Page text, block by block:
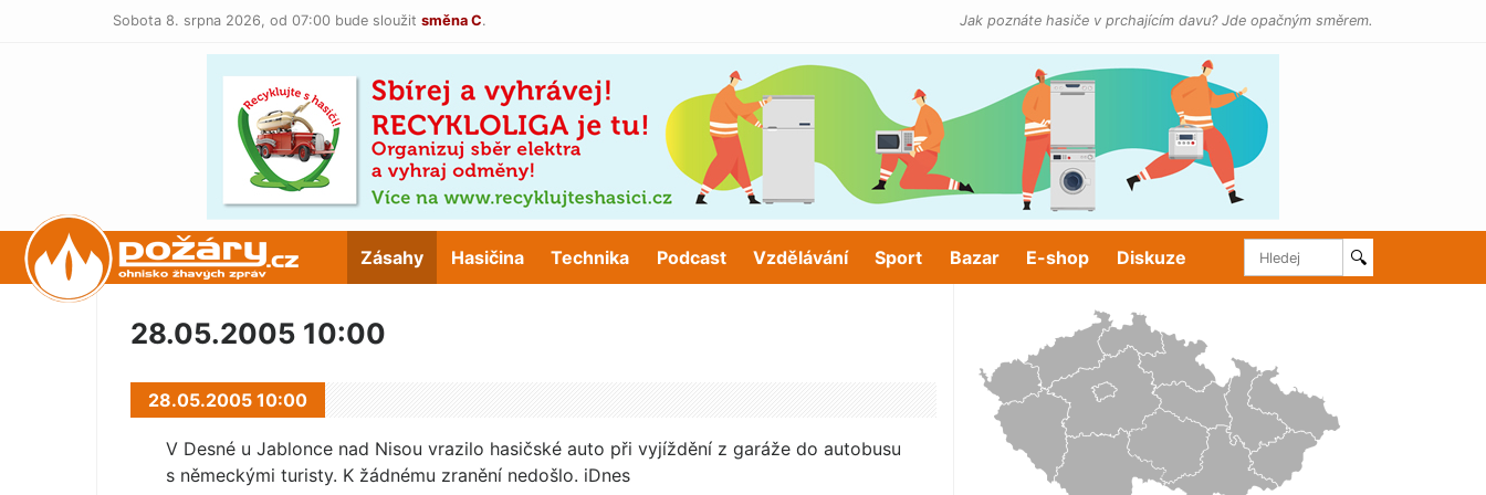
Sobota 8. srpna 2026, od 07:00 bude sloužit směna C. Jak poznáte hasiče v prchajícím davu? Jde opačným směrem.
POŽÁRY.cz Zásahy Hasičina Technika Podcast Vzdělávání Sport Bazar E-shop Diskuze 🔍
28.05.2005 10:00
28.05.2005 10:00
V Desné u Jablonce nad Nisou vrazilo hasičské auto při vyjíždění z garáže do autobusu
s německými turisty. K žádnému zranění nedošlo. iDnes